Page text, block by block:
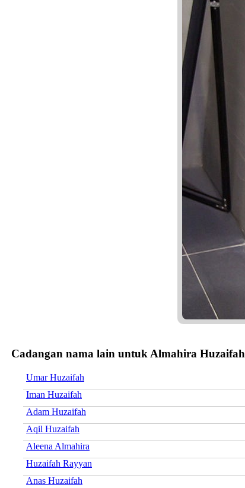
Cadangan nama lain untuk Almahira Huzaifah
Umar Huzaifah
Iman Huzaifah
Adam Huzaifah
Aqil Huzaifah
Aleena Almahira
Huzaifah Rayyan
Anas Huzaifah